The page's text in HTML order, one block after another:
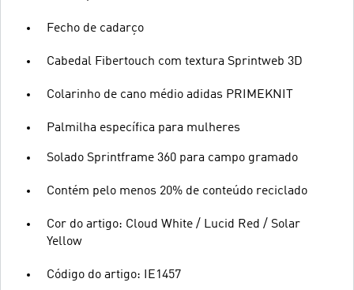
Fecho de cadarço
Cabedal Fibertouch com textura Sprintweb 3D
Colarinho de cano médio adidas PRIMEKNIT
Palmilha específica para mulheres
Solado Sprintframe 360 para campo gramado
Contém pelo menos 20% de conteúdo reciclado
Cor do artigo: Cloud White / Lucid Red / Solar
Yellow
Código do artigo: IE1457